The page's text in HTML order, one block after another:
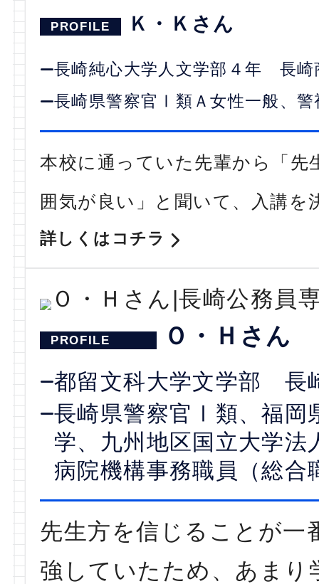
Ｋ・Ｋさん
長崎純心大学人文学部４年 長崎
長崎県警察官Ⅰ類Ａ女性一般、
本校に通っていた先輩から「
囲気が良い」と聞いて、入講
詳しくはコチラ
Ｏ・Ｈさん
都留文科大学文学部 長
長崎県警察官Ⅰ類、福岡
学、九州地区国立大学法
病院機構事務職員（総合
先生方を信じることが一
強していたため、あまり